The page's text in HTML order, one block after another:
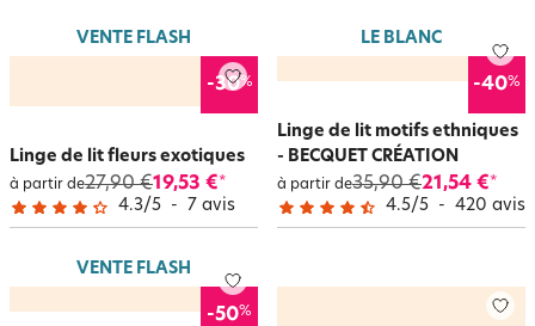
VENTE FLASH
-30%
Linge de lit fleurs exotiques
à partir de27,90 €19,53 €*
4.3/5 - 7 avis
LE BLANC
-40%
Linge de lit motifs ethniques
- BECQUET CRÉATION
à partir de35,90 €21,54 €*
4.5/5 - 420 avis
VENTE FLASH
-50%